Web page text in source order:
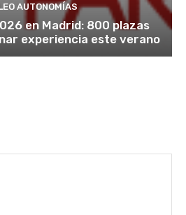
AUTONOMÍAS
en Madrid: 800 plazas
experiencia este verano